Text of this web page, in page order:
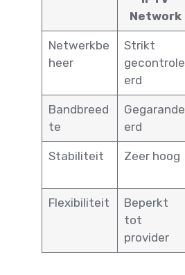
Network
Netwerkbe
heer
Strikt
gecontrole
erd
Bandbreed
te
Gegarande
erd
Stabiliteit Zeer hoog
Flexibiliteit
Beperkt
tot
provider